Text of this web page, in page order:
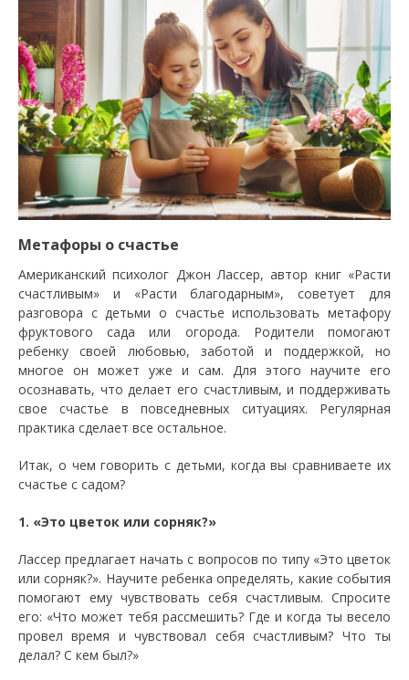
Метафоры о счастье
Американский психолог Джон Лассер, автор книг «Расти
счастливым» и «Расти благодарным», советует для
разговора с детьми о счастье использовать метафору
фруктового сада или огорода. Родители помогают
ребенку своей любовью, заботой и поддержкой, но
многое он может уже и сам. Для этого научите его
осознавать, что делает его счастливым, и поддерживать
свое счастье в повседневных ситуациях. Регулярная
практика сделает все остальное.
Итак, о чем говорить с детьми, когда вы сравниваете их
счастье с садом?
1. «Это цветок или сорняк?»
Лассер предлагает начать с вопросов по типу «Это цветок
или сорняк?». Научите ребенка определять, какие события
помогают ему чувствовать себя счастливым. Спросите
его: «Что может тебя рассмешить? Где и когда ты весело
провел время и чувствовал себя счастливым? Что ты
делал? С кем был?»